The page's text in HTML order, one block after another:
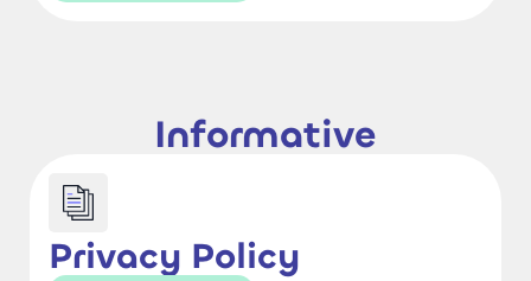
Informative
Privacy Policy